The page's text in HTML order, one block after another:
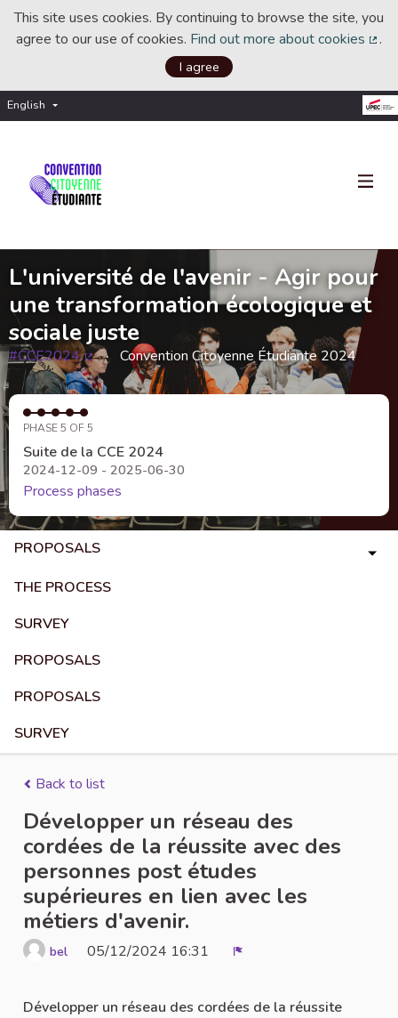
This site uses cookies. By continuing to browse the site, you
agree to our use of cookies. Find out more about cookies .
I agree
English Choisir la langue
L'université de l'avenir - Agir pour
une transformation écologique et
sociale juste
#CCE2024
(External link)
Convention Citoyenne Étudiante 2024
PHASE 5 OF 5
Suite de la CCE 2024
2024-12-09 - 2025-06-30
Process phases
PROPOSALS
THE PROCESS
SURVEY
PROPOSALS
PROPOSALS
SURVEY
Back to list
Développer un réseau des
cordées de la réussite avec des
personnes post études
supérieures en lien avec les
métiers d'avenir.
bel 05/12/2024 16:31
Développer un réseau des cordées de la réussite